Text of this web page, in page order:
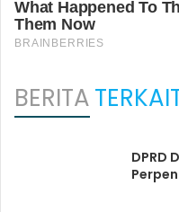
BERITA
DPRD